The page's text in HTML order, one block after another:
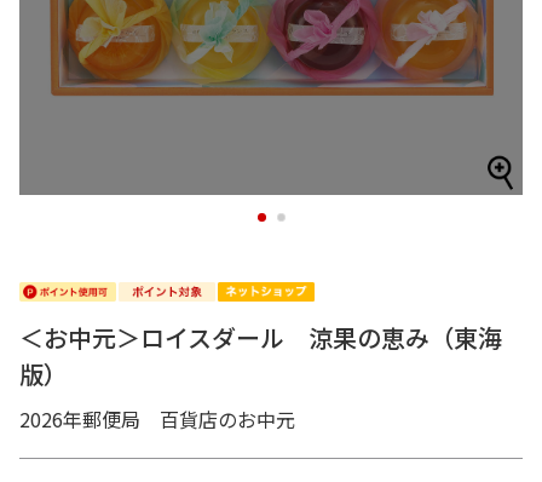
1 2
＜お中元＞ロイスダール 涼果の恵み（東海
版）
2026年郵便局 百貨店のお中元